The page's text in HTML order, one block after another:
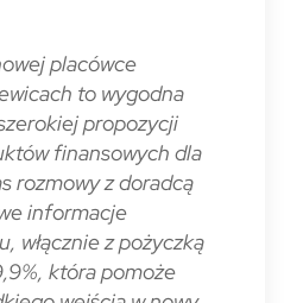
placówce
to wygodna
propozycji
finansowych dla
rozmowy z doradcą
informacje
włącznie z pożyczką
która pomoże